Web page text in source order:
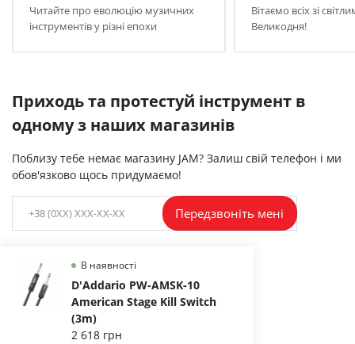
Читайте про еволюцію музичних
інструментів у різні епохи
Вітаємо всіх зі
Великодня!
Приходь та протестуй інструмент в
одному з наших магазинів
Поблизу тебе немає магазину JAM? Залиш свій телефон і ми
обов'язково щось придумаємо!
В наявності
D'Addario PW-AMSK-10
American Stage Kill Switch
(3m)
2 618 грн
Передзвоніть мені